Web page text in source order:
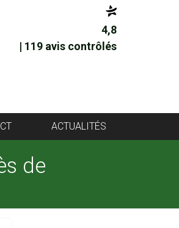
4,8
| 119 avis contrôlés
ACTUALITÉS
de